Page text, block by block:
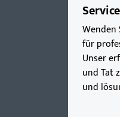
Service
Wenden
für
Unser
und Tat
und